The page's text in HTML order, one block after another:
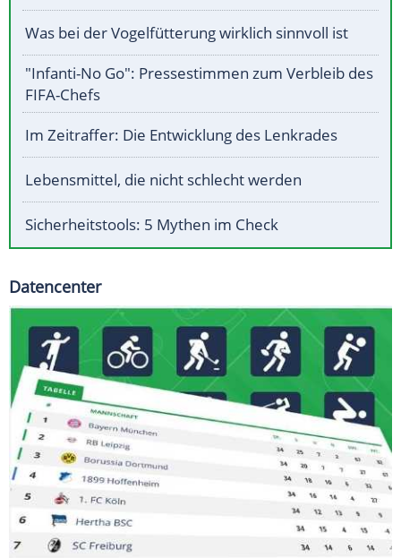
Was bei der Vogelfütterung wirklich sinnvoll ist
"Infanti-No Go": Pressestimmen zum Verbleib des
FIFA-Chefs
Im Zeitraffer: Die Entwicklung des Lenkrades
Lebensmittel, die nicht schlecht werden
Sicherheitstools: 5 Mythen im Check
Datencenter